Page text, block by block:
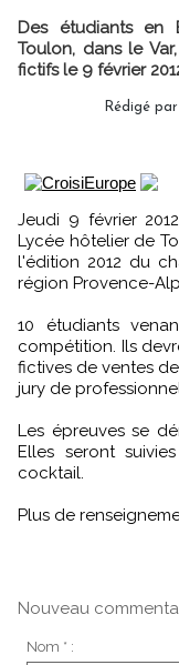
Des étudiants en
Toulon, dans le
fictifs le 9 février
Rédigé par
Jeudi 9 février 2012, des étudiants en BTS Tourisme du
Lycée hôtelier de
l'édition 2012 du
région Provence-
10 étudiants
compétition. Ils
fictives de ventes
jury de
Les épreuves se
Elles seront
cocktail.
Plus de
Nouveau
Nom * :